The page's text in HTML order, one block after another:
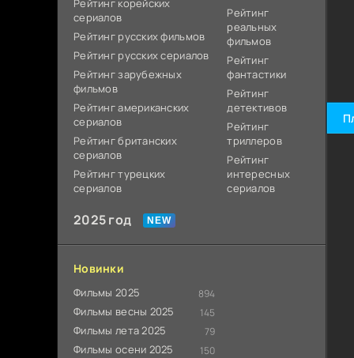
Рейтинг корейских
сериалов
Рейтинг русских фильмов
Рейтинг русских сериалов
Рейтинг зарубежных
фильмов
Рейтинг американских
сериалов
Рейтинг британских
сериалов
Рейтинг турецких
сериалов
Рейтинг
реальных
фильмов
Рейтинг
фантастики
Рейтинг
детективов
Рейтинг
триллеров
Рейтинг
интересных
сериалов
2025 год
Новинки
Фильмы 2025 894
Фильмы весны 2025 145
Фильмы лета 2025 79
Фильмы осени 2025 150